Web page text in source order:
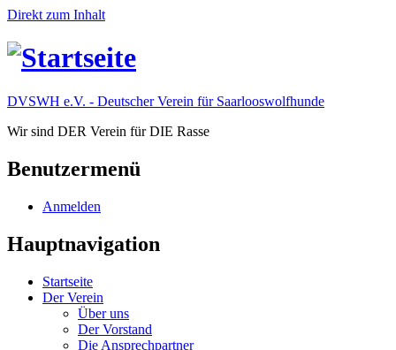
Direkt zum Inhalt
DVSWH e.V. - Deutscher Verein für Saarlooswolfhunde
Wir sind DER Verein für DIE Rasse
Benutzermenü
Anmelden
Hauptnavigation
Startseite
Der Verein
Über uns
Der Vorstand
Die Ansprechpartner